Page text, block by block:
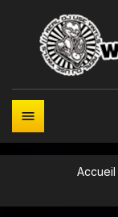

Accueil